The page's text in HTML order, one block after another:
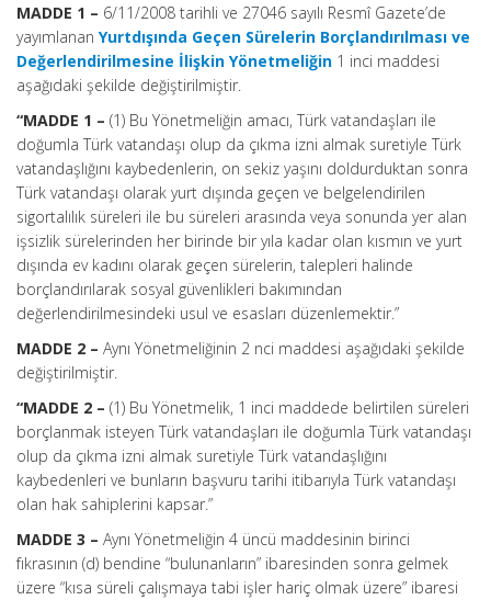
MADDE 1 – 6/11/2008 tarihli ve 27046 sayılı Resmî Gazete’de
yayımlanan Yurtdışında Geçen Sürelerin Borçlandırılması ve
Değerlendirilmesine İlişkin Yönetmeliğin 1 inci maddesi
aşağıdaki şekilde değiştirilmiştir.
“MADDE 1 – (1) Bu Yönetmeliğin amacı, Türk vatandaşları ile
doğumla Türk vatandaşı olup da çıkma izni almak suretiyle Türk
vatandaşlığını kaybedenlerin, on sekiz yaşını doldurduktan sonra
Türk vatandaşı olarak yurt dışında geçen ve belgelendirilen
sigortalılık süreleri ile bu süreleri arasında veya sonunda yer alan
işsizlik sürelerinden her birinde bir yıla kadar olan kısmın ve yurt
dışında ev kadını olarak geçen sürelerin, talepleri halinde
borçlandırılarak sosyal güvenlikleri bakımından
değerlendirilmesindeki usul ve esasları düzenlemektir.”
MADDE 2 – Aynı Yönetmeliğinin 2 nci maddesi aşağıdaki şekilde
değiştirilmiştir.
“MADDE 2 – (1) Bu Yönetmelik, 1 inci maddede belirtilen süreleri
borçlanmak isteyen Türk vatandaşları ile doğumla Türk vatandaşı
olup da çıkma izni almak suretiyle Türk vatandaşlığını
kaybedenleri ve bunların başvuru tarihi itibarıyla Türk vatandaşı
olan hak sahiplerini kapsar.”
MADDE 3 – Aynı Yönetmeliğin 4 üncü maddesinin birinci
fıkrasının (d) bendine “bulunanların” ibaresinden sonra gelmek
üzere “kısa süreli çalışmaya tabi işler hariç olmak üzere” ibaresi